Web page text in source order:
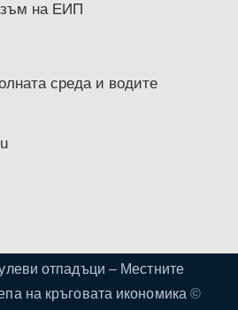
на ЕИП
среда и водите
отпадъци – Местните
на кръговата икономика ©